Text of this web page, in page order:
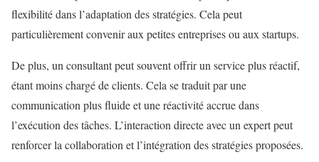
flexibilité dans l’adaptation des stratégies. Cela peut
particulièrement convenir aux petites entreprises ou aux startups.
De plus, un consultant peut souvent offrir un service plus réactif,
étant moins chargé de clients. Cela se traduit par une
communication plus fluide et une réactivité accrue dans
l’exécution des tâches. L’interaction directe avec un expert peut
renforcer la collaboration et l’intégration des stratégies proposées.